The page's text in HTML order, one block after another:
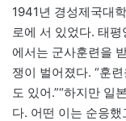
1941년 경성제국대
로에 서 있었다. 태
에서는 군사훈련을
쟁이 벌어졌다. “훈
도 있어.”“하지만 일
다. 어떤 이는 순응